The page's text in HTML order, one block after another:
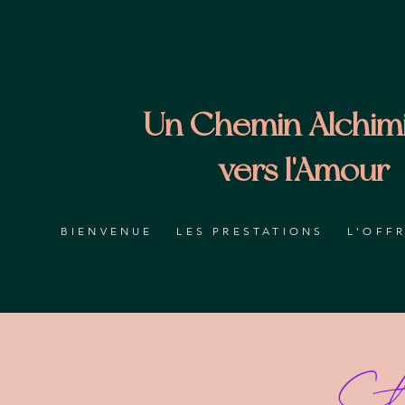
Un Chemin
vers l'Amour
BIENVENUE LES PRESTATIONS